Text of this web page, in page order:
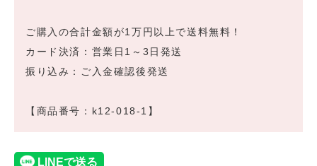
ご購入の合計金額が1万円以上で送料無料！
カード決済：営業日1～3日発送
振り込み：ご入金確認後発送
【商品番号：k12-018-1】